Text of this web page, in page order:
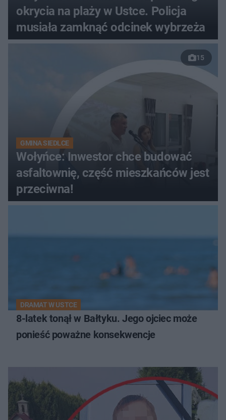
okrycia na plaży w Ustce. Policja
musiała zamknąć odcinek wybrzeża
15
GMINA SIEDLCE
Wołyńce: Inwestor chce budować
asfaltownię, część mieszkańców jest
przeciwna!
DRAMAT W USTCE
8-latek tonął w Bałtyku. Jego ojciec może
ponieść poważne konsekwencje